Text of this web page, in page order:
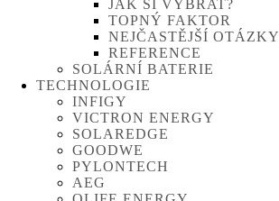
JAK SI VYBRAT?
TOPNÝ FAKTOR
NEJČASTĚJŠÍ OTÁZKY
REFERENCE
SOLÁRNÍ BATERIE
TECHNOLOGIE
INFIGY
VICTRON ENERGY
SOLAREDGE
GOODWE
PYLONTECH
AEG